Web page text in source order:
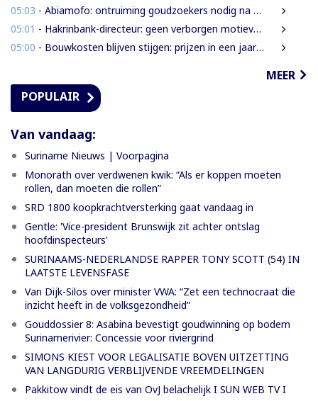
05:03 - Abiamofo: ontruiming goudzoekers nodig na dodelijke risico’s in Moeroekreek en 21 Bergi
05:01 - Hakrinbank-directeur: geen verborgen motieven bij verkoop DSB-belang
05:00 - Bouwkosten blijven stijgen: prijzen in een jaar tijd gemiddeld 7,3% hoger
MEER
POPULAIR
Van vandaag:
Suriname Nieuws | Voorpagina
Monorath over verdwenen kwik: “Als er koppen moeten
rollen, dan moeten die rollen”
SRD 1800 koopkrachtversterking gaat vandaag in
Gentle: 'Vice-president Brunswijk zit achter ontslag
hoofdinspecteurs'
SURINAAMS-NEDERLANDSE RAPPER TONY SCOTT (54) IN
LAATSTE LEVENSFASE
Van Dijk-Silos over minister VWA: “Zet een technocraat die
inzicht heeft in de volksgezondheid”
Gouddossier 8: Asabina bevestigt goudwinning op bodem
Surinamerivier: Concessie voor riviergrind
SIMONS KIEST VOOR LEGALISATIE BOVEN UITZETTING
VAN LANGDURIG VERBLIJVENDE VREEMDELINGEN
Pakkitow vindt de eis van OvJ belachelijk I SUN WEB TV I